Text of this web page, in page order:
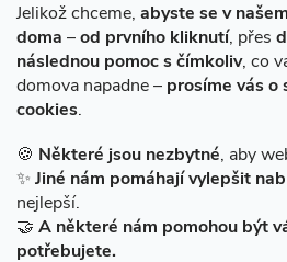
Jelikož chceme, abyste se v
doma –od prvního kliknutí, přes
následnou pomoc s čímkoliv, co
domova napadne – prosíme vás o
cookies.
🍪 Některé jsou nezbytné, aby
✨ Jiné nám pomáhají vylepšit
nejlepší.
🤝 A některé nám pomohou být
potřebujete.
Facebook